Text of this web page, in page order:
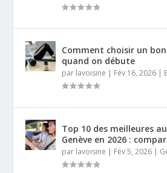
Comment choisir un bon
quand on débute
par lavoisine | Fév 16, 2026 |
Top 10 des meilleures
Genève en 2026 :
par lavoisine | Fév 5, 2026 |